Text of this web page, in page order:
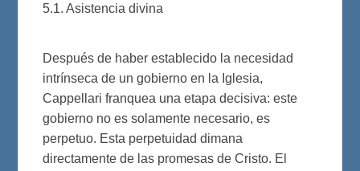
5.1. Asistencia divina
Después de haber establecido la necesidad
intrínseca de un gobierno en la Iglesia,
Cappellari franquea una etapa decisiva: este
gobierno no es solamente necesario, es
perpetuo. Esta perpetuidad dimana
directamente de las promesas de Cristo. El